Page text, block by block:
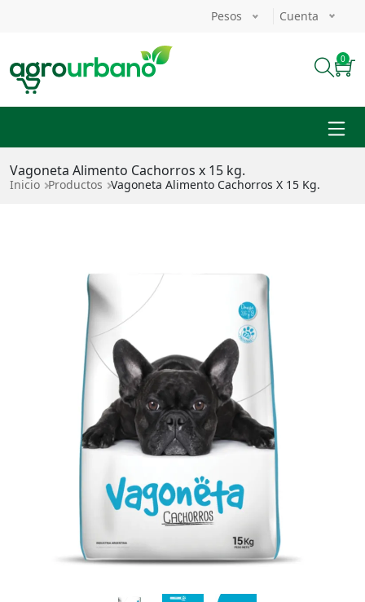
Pesos Cuenta
0
Vagoneta Alimento Cachorros x 15 kg.
Ruta de navegación
Inicio Productos Vagoneta Alimento Cachorros X 15 Kg.